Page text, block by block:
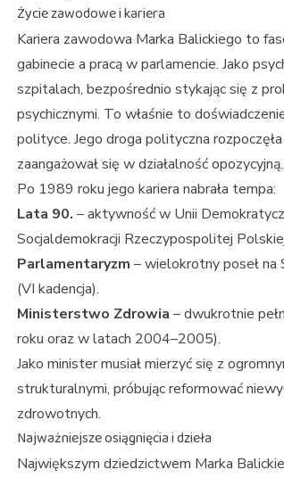
Życie zawodowe i kariera
Kariera zawodowa Marka Balickiego to
gabinecie a pracą w parlamencie. Jako
szpitalach, bezpośrednio stykając się z
psychicznymi. To właśnie to
polityce. Jego droga polityczna
zaangażował się w działalność
Po 1989 roku jego kariera nabrała tempa:
Lata 90. – aktywność w Unii
Socjaldemokracji Rzeczypospolitej
Parlamentaryzm – wielokrotny poseł na
(VI kadencja).
Ministerstwo Zdrowia – dwukrotnie
roku oraz w latach 2004–2005).
Jako minister musiał mierzyć się z
strukturalnymi, próbując reformować
zdrowotnych.
Najważniejsze osiągnięcia i dzieła
Największym dziedzictwem Marka